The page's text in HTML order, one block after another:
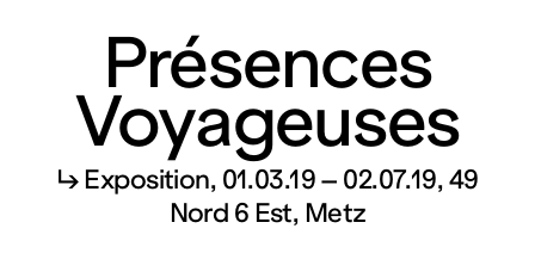
Fonds
régional
Présences
Voyageuses
↳ Exposition 01.03.19 – 02.07.19 49
Nord 6 Est, Metz